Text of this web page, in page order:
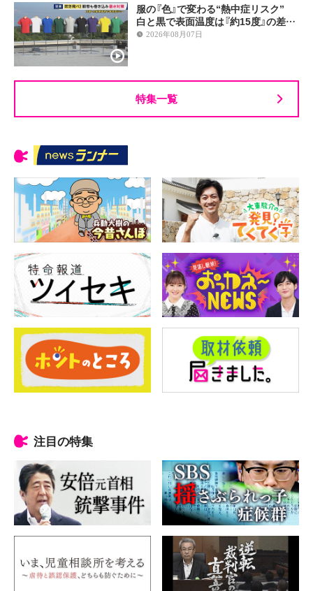
服の『色』で変わる“熱中症リスク”
白と黒で表面温度は『約15度』の差…
2026年08月07日
特集一覧
注目の特集